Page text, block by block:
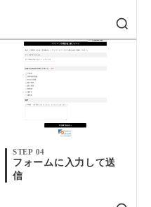
STEP 04
フォームに入力して送
信